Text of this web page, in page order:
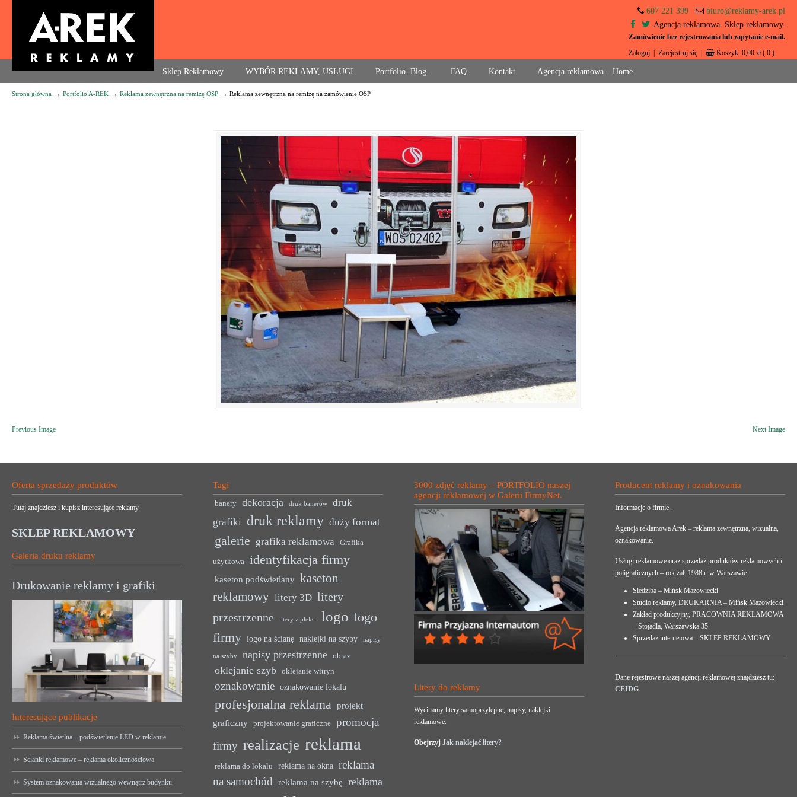
Agencja reklamowa. Reklama – usługi, druk
607 221 399
biuro@reklamy-arek.pl
Agencja reklamowa. Sklep reklamowy.
Zamówienie bez rejestrowania lub zapytanie e-mail.
Zaloguj Zarejestruj się Koszyk: 0,00 zł ( 0 )
Sklep Reklamowy WYBÓR REKLAMY, USŁUGI Portfolio. Blog. FAQ Kontakt Agencja reklamowa – Home
Navigation
Strona główna → Portfolio A-REK → Reklama zewnętrzna na remizę OSP → Reklama zewnętrzna na remizę na zamówienie OSP
Previous Image Next Image
Oferta sprzedaży produktów
Tutaj znajdziesz i kupisz interesujące reklamy.
SKLEP REKLAMOWY
Galeria druku reklamy
Drukowanie reklamy i grafiki
Interesujące publikacje
Reklama świetlna – podświetlenie LED w reklamie
Ścianki reklamowe – reklama okolicznościowa
System oznakowania wizualnego wewnątrz budynku
Tagi
banery dekoracja druk banerów
druk
grafiki druk reklamy duży format
galerie grafika reklamowa Grafika
użytkowa identyfikacja firmy
kaseton podświetlany kaseton
reklamowy litery 3D litery
przestrzenne
litery z pleksi logo logo
firmy
logo na ścianę naklejki na szyby napisy
na szyby napisy przestrzenne obraz
oklejanie szyb oklejanie witryn
oznakowanie oznakowanie lokalu
profesjonalna reklama projekt
graficzny
projektowanie graficzne
promocja
firmy realizacje reklama
reklama do lokalu reklama na okna
reklama
na samochód reklama na szybę reklama
3000 zdjęć reklamy – PORTFOLIO naszej
agencji reklamowej w Galerii FirmyNet.
Litery do reklamy
Wycinamy litery samoprzylepne, napisy, naklejki
reklamowe.
ObejrzyjJak naklejać litery?
Producent reklamy i oznakowania
Informacje o firmie.
Agencja reklamowa Arek – reklama zewnętrzna, wizualna,
oznakowanie.
Usługi reklamowe oraz sprzedaż produktów reklamowych i
poligraficznych – rok zał. 1988 r. w Warszawie.
Siedziba – Mińsk Mazowiecki
Studio reklamy, DRUKARNIA – Mińsk Mazowiecki
Zakład produkcyjny, PRACOWNIA REKLAMOWA
– Stojadła, Warszawska 35
Sprzedaż internetowa – SKLEP REKLAMOWY
Dane rejestrowe naszej agencji reklamowej znajdziesz tu:
CEIDG